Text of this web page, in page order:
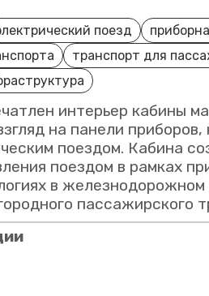
поезд
транспорт для
интерьер кабины
на панели
поездом. Кабина
поездом в рамках
в
пассажирского